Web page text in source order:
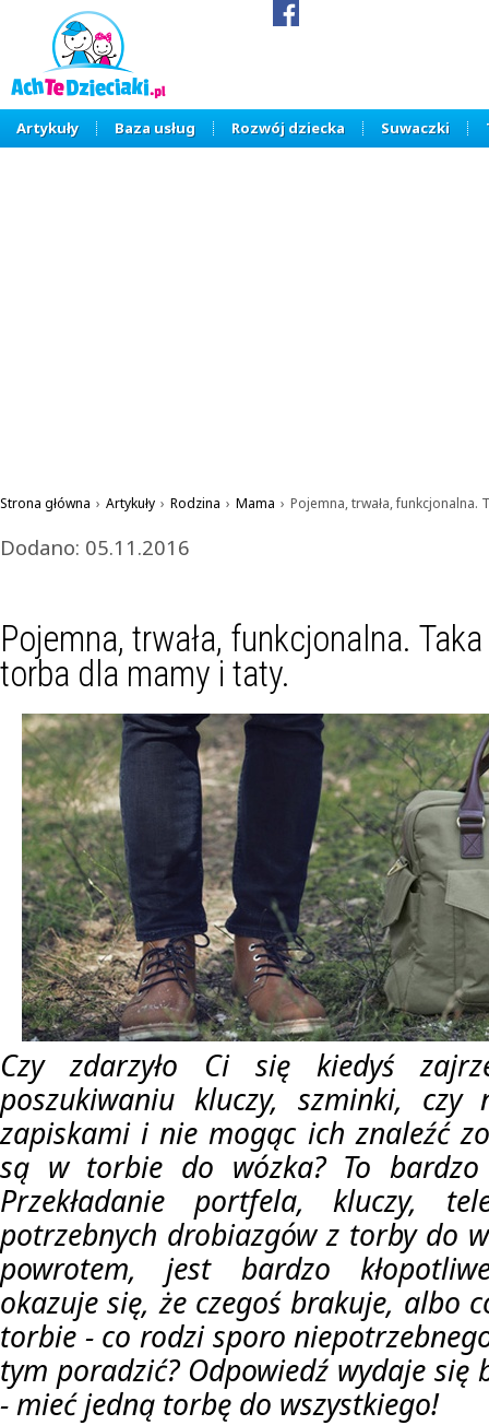
Artykuły Baza usług Rozwój dziecka Suwaczki
Strona główna › Artykuły › Rodzina › Mama › Pojemna, trwała,
Dodano: 05.11.2016
Pojemna, trwała, funkcjonalna.
torba dla mamy i taty.
Czy zdarzyło Ci się kiedyś
poszukiwaniu kluczy, szminki, czy
zapiskami i nie mogąc ich znaleźć
są w torbie do wózka? To bardzo
Przekładanie portfela, kluczy,
potrzebnych drobiazgów z torby do
powrotem, jest bardzo
okazuje się, że czegoś brakuje, albo
torbie - co rodzi sporo
tym poradzić? Odpowiedź wydaje się
- mieć jedną torbę do wszystkiego!